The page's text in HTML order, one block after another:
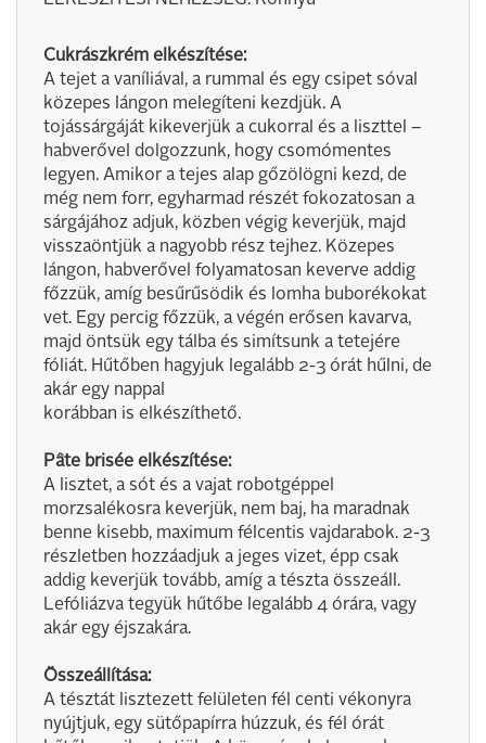
Cukrászkrém elkészítése:
A tejet a vaníliával, a rummal és egy csipet sóval
közepes lángon melegíteni kezdjük. A
tojássárgáját kikeverjük a cukorral és a liszttel –
habverővel dolgozzunk, hogy csomómentes
legyen. Amikor a tejes alap gőzölögni kezd, de
még nem forr, egyharmad részét fokozatosan a
sárgájához adjuk, közben végig keverjük, majd
visszaöntjük a nagyobb rész tejhez. Közepes
lángon, habverővel folyamatosan keverve addig
főzzük, amíg besűrűsödik és lomha buborékokat
vet. Egy percig főzzük, a végén erősen kavarva,
majd öntsük egy tálba és simítsunk a tetejére
fóliát. Hűtőben hagyjuk legalább 2-3 órát hűlni, de
akár egy nappal
korábban is elkészíthető.
Pâte brisée elkészítése:
A lisztet, a sót és a vajat robotgéppel
morzsalékosra keverjük, nem baj, ha maradnak
benne kisebb, maximum félcentis vajdarabok. 2-3
részletben hozzáadjuk a jeges vizet, épp csak
addig keverjük tovább, amíg a tészta összeáll.
Lefóliázva tegyük hűtőbe legalább 4 órára, vagy
akár egy éjszakára.
Összeállítása:
A tésztát lisztezett felületen fél centi vékonyra
nyújtjuk, egy sütőpapírra húzzuk, és fél órát